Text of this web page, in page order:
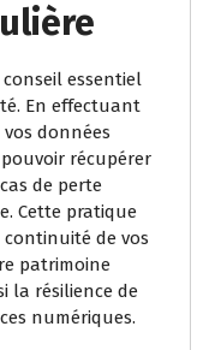
essentiel
En effectuant
données
récupérer
de perte
Cette pratique
de vos
patrimoine
la résilience de
numériques.